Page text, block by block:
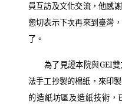
員互訪及文化交流，他感
懇切表示下次再來到臺灣
了。
為了見證本院與GEI
法手工抄製的棉紙，來印
的造紙坊區及造紙技術，